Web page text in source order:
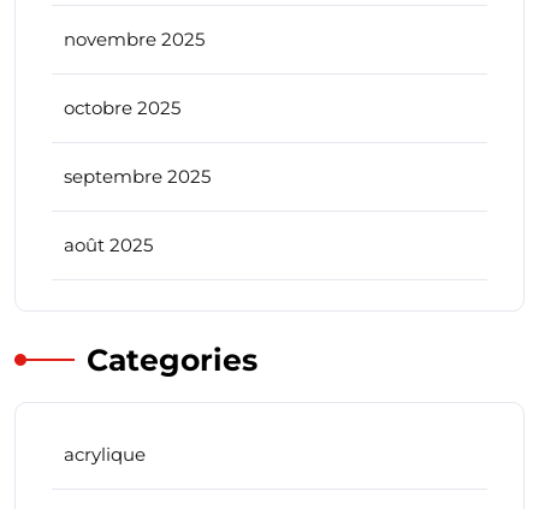
novembre 2025
octobre 2025
septembre 2025
août 2025
Categories
acrylique